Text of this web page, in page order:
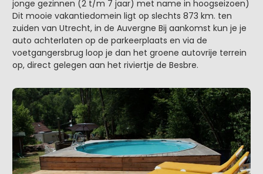
jonge gezinnen (2 t/m 7 jaar) met name in hoogseizoen)
Dit mooie vakantiedomein ligt op slechts 873 km. ten
zuiden van Utrecht, in de Auvergne Bij aankomst kun je je
auto achterlaten op de parkeerplaats en via de
voetgangersbrug loop je dan het groene autovrije terrein
op, direct gelegen aan het riviertje de Besbre.